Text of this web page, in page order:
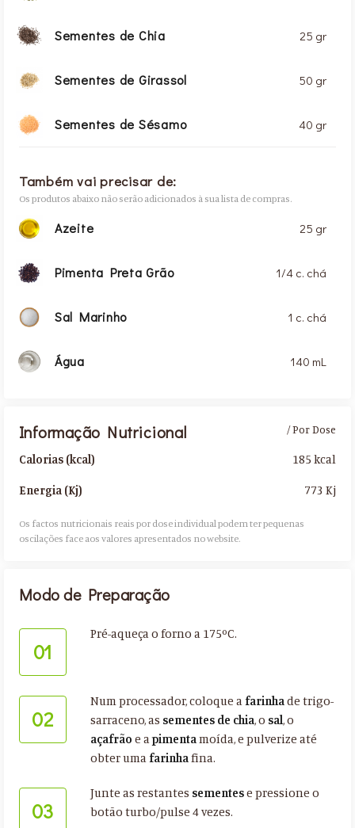
Sementes de Chia 25 gr
Sementes de Girassol 50 gr
Sementes de Sésamo 40 gr
Também vai precisar de:
Os produtos abaixo não serão adicionados à sua lista de compras.
Azeite 25 gr
Pimenta Preta Grão 1/4 c. chá
Sal Marinho 1 c. chá
Água 140 mL
Informação Nutricional
Calorias (kcal)
Energia (Kj)
/ Por Dose
185 kcal
773 Kj
Os factos nutricionais reais por dose individual podem ter pequenas
oscilações face aos valores apresentados no website.​
Modo de Preparação
01
Pré-aqueça o forno a 175ºC.
02
Num processador, coloque a farinha de trigo-
sarraceno, as sementes de chia, o sal, o
açafrão e apimenta moída, e pulverize até
obter uma farinha fina.
03
Junte as restantes sementese pressione o
botão turbo/pulse 4 vezes.